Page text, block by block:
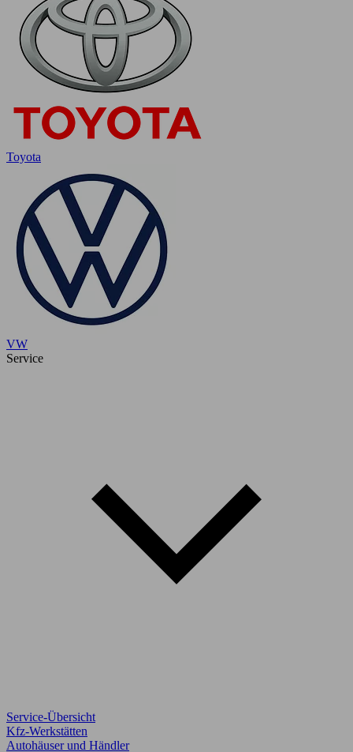
Toyota
VW
Service
Service-Übersicht
Kfz-Werkstätten
Autohäuser und Händler